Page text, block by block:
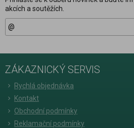
akcích a soutěžích.
ZÁKAZNICKÝ SERVIS
Rychlá objednávka
Kontakt
Obchodní podmínky
Reklamační podmínky